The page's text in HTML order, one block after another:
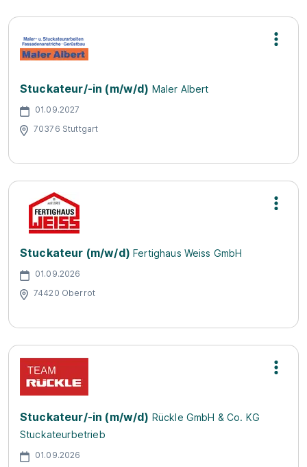
Stuckateur/-in (m/w/d) Maler Albert
01.09.2027
70376 Stuttgart
Stuckateur (m/w/d) Fertighaus Weiss GmbH
01.09.2026
74420 Oberrot
Stuckateur/-in (m/w/d) Rückle GmbH & Co. KG
Stuckateurbetrieb
01.09.2026